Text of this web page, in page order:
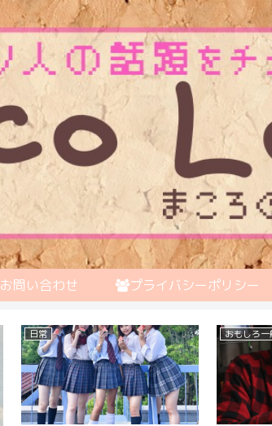
お問い合わせ プライバシーポリシー
俳優 お笑い芸人